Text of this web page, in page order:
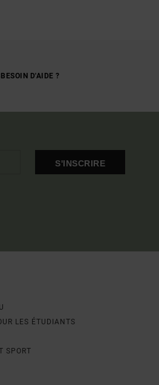
D'AIDE ?
S'INSCRIRE
LES ÉTUDIANTS
SPORT